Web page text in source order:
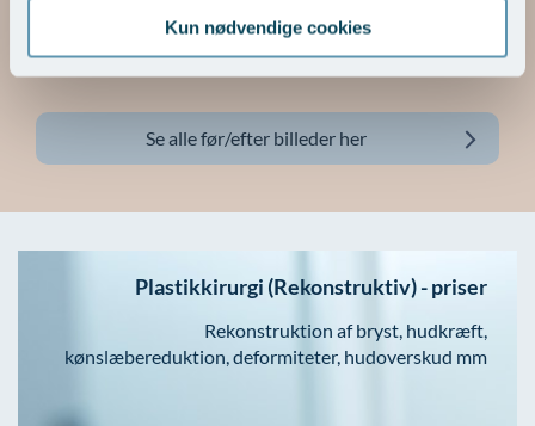
Kun nødvendige cookies
Plastikkirurgi (Rekonstruktiv) - priser
Rekonstruktion af bryst, hudkræft,
kønslæbereduktion, deformiteter, hudoverskud mm
Se alle før/efter billeder her